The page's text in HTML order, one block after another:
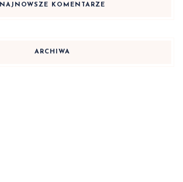
NAJNOWSZE KOMENTARZE
ARCHIWA